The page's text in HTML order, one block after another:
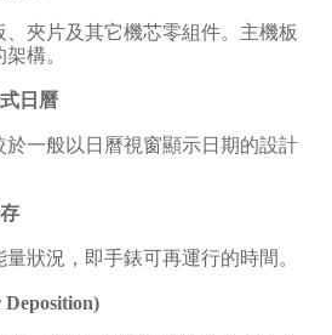
夾片及其它機芯零組件。主機板
構。
日曆
於一般以日曆視窗顯示日期的設計
狀況，即手錶可再運行的時間。